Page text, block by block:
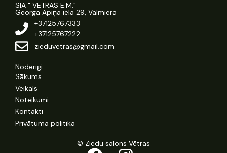
SIA " VĒTRAS E.M."
Georga Apiņa iela 29, Valmiera
+37125767333
+37125767222
zieduvetras@gmail.com
Noderīgi
Sākums
Veikals
Noteikumi
Kontakti
Privātuma politika
© Ziedu salons Vētras